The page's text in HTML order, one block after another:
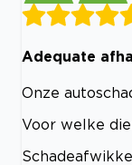
Adequate
Onze
Voor welke